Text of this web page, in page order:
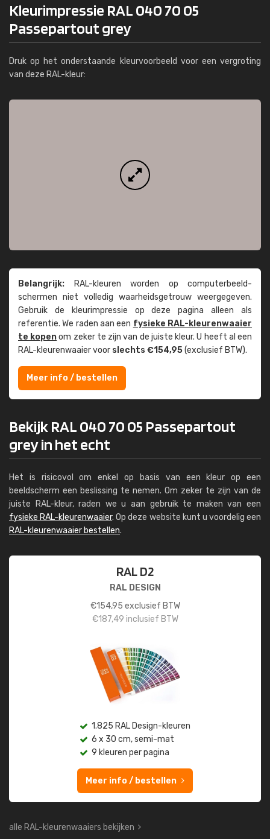
Kleurimpressie RAL 040 70 05
Passepartout grey
Druk op het onderstaande kleurvoorbeeld voor een vergroting
van deze RAL-kleur:
Belangrijk: RAL-kleuren worden op computer­beeld­
schermen niet volledig waarheids­­getrouw weer­gegeven.
Gebruik de kleur­impressie op deze pagina alleen als
referentie. We raden aan een fysieke RAL-kleuren­waaier
te kopenom zeker te zijn van de juiste kleur. U heeft al een
RAL-kleuren­waaier voor slechts €154,95(exclusief BTW).
Meer info / bestellen
Bekijk RAL 040 70 05 Passepartout
grey in het echt
Het is risicovol om enkel op basis van een kleur op een
beeldscherm een beslissing te nemen. Om zeker te zijn van de
juiste RAL-kleur, raden we u aan gebruik te maken van een
fysieke RAL-kleurenwaaier. Op deze website kunt u voordelig een
RAL-kleurenwaaier bestellen.
RAL D2
RAL DESIGN
€154,95 exclusief BTW
€187,49 inclusief BTW
1.825 RAL Design-kleuren
6 x 30 cm, semi-mat
9 kleuren per pagina
Meer info / bestellen
alle RAL-kleurenwaaiers bekijken